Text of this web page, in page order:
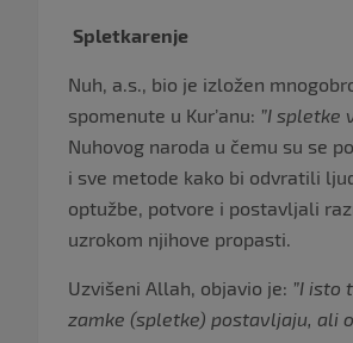
Spletkarenje
Nuh, a.s., bio je izložen
spomenute u Kur’anu: ”I spletke
Nuhovog naroda u čemu su se
i sve metode kako bi odvratili
optužbe, potvore i postavljali
uzrokom njihove propasti.
Uzvišeni Allah, objavio je: ”I isto
zamke (spletke) postavljaju, ali